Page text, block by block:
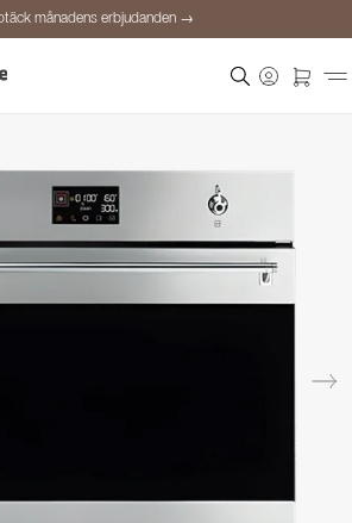
månadens erbjudanden →
Personlig rådgivning
månadens erbjudanden →